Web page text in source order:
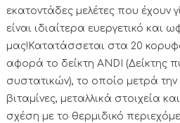
εκατοντάδες μελέτες που έχουν
είναι ιδιαίτερα ευεργετικό και
μας!Κατατάσσεται στα 20
αφορά το δείκτη ANDI (Δείκτης
συστατικών), το οποίο μετρά την
βιταμίνες, μεταλλικά στοιχεία
σχέση με το θερμιδικό